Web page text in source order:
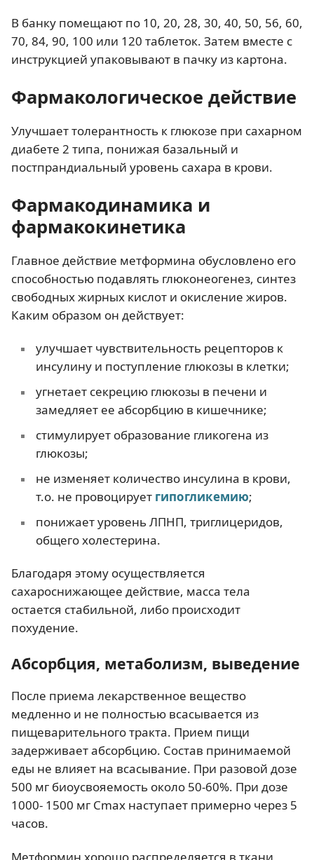
В банку помещают по 10, 20, 28, 30, 40, 50, 56, 60,
70, 84, 90, 100 или 120 таблеток. Затем вместе с
инструкцией упаковывают в пачку из картона.
Фармакологическое действие
Улучшает толерантность к глюкозе при сахарном
диабете 2 типа, понижая базальный и
постпрандиальный уровень сахара в крови.
Фармакодинамика и
фармакокинетика
Главное действие метформина обусловлено его
способностью подавлять глюконеогенез, синтез
свободных жирных кислот и окисление жиров.
Каким образом он действует:
улучшает чувствительность рецепторов к
инсулину и поступление глюкозы в клетки;
угнетает секрецию глюкозы в печени и
замедляет ее абсорбцию в кишечнике;
стимулирует образование гликогена из
глюкозы;
не изменяет количество инсулина в крови,
т.о. не провоцирует гипогликемию;
понижает уровень ЛПНП, триглицеридов,
общего холестерина.
Благодаря этому осуществляется
сахароснижающее действие, масса тела
остается стабильной, либо происходит
похудение.
Абсорбция, метаболизм, выведение
После приема лекарственное вещество
медленно и не полностью всасывается из
пищеварительного тракта. Прием пищи
задерживает абсорбцию. Состав принимаемой
еды не влияет на всасывание. При разовой дозе
500 мг биоусвояемость около 50-60%. При дозе
1000- 1500 мг Сmax наступает примерно через 5
часов.
Метформин хорошо распределяется в ткани,